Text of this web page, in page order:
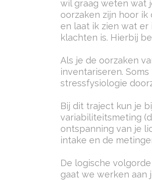
wil graag weten wat
oorzaken zijn hoor
en laat ik zien wat
klachten is. Hierbij
Als je de oorzaken
inventariseren.
stressfysiologie
Bij dit traject kun je
variabiliteitsmeting
ontspanning van je
intake en de
De logische
gaat we werken aan